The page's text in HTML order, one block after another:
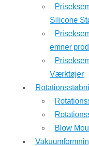
Silicone
emner
Værktøjer
Blow